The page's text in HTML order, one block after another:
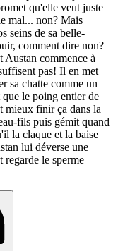
qu'elle veut juste
mal... non? Mais
seins de sa belle-
comment dire non?
Austan commence à
pas! Il en met
sa chatte comme un
le poing entier de
mieux finir ça dans la
fils puis gémit quand
la claque et la baise
lui déverse une
regarde le sperme